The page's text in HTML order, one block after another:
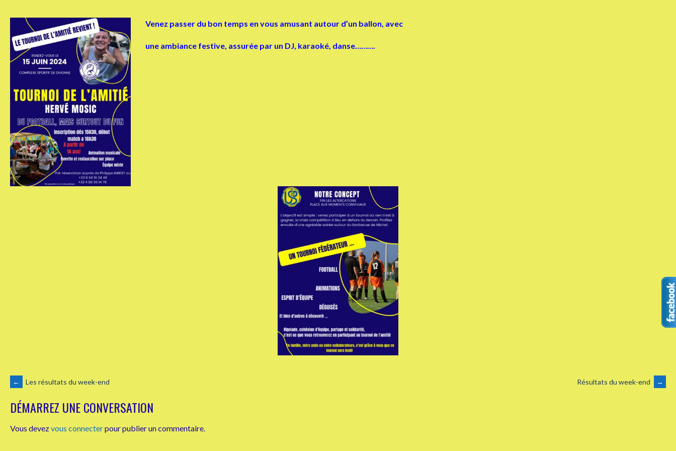
Venez passer du bon temps en vous amusant autour d’un ballon, avec
une ambiance festive, assurée par un DJ, karaoké, danse……….
NAVIGATION
DES
← Les résultats du week-end Résultats du week-end →
DÉMARREZ UNE CONVERSATION
Vous devezvous connecterpour publier un commentaire.